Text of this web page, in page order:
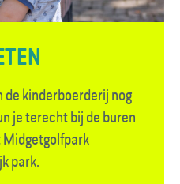
de kinder­boerderij nog
je terecht bij de buren
Midgetgolfpark
park.